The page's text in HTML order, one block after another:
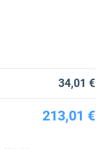
34,01 €
213,01 €